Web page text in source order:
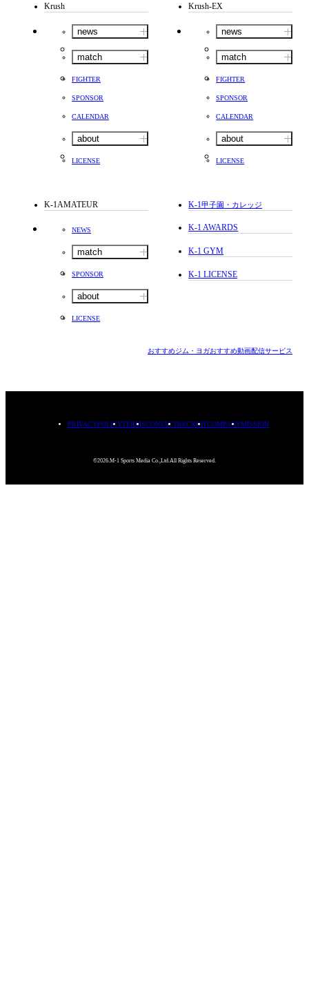
Krush
news
match
FIGHTER
SPONSOR
CALENDAR
about
LICENSE
Krush-EX
news
match
FIGHTER
SPONSOR
CALENDAR
about
LICENSE
K-1AMATEUR
NEWS
match
SPONSOR
about
LICENSE
K-1甲子園・カレッジ
K-1 AWARDS
K-1 GYM
K-1 LICENSE
おすすめジム・ヨガおすすめ動画配信サービス
PRIVACYPOLICYTERMSCONTACTRECRUITCOMPANYMISSION
©2026.M-1 Sports Media Co.,Ltd.All Rights Reserved.